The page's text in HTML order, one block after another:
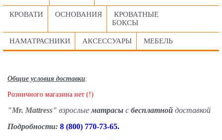
КРОВАТИ ОСНОВАНИЯ
КРОВАТНЫЕ
БОКСЫ
НАМАТРАСНИКИ АКСЕССУАРЫ МЕБЕЛЬ
Общие условия доставки:
Розничного магазина нет (!)
"Mr. Mattress" взрослыематрасы с бесплатной доставкой
Подробности: 8 (800) 770-73-65.